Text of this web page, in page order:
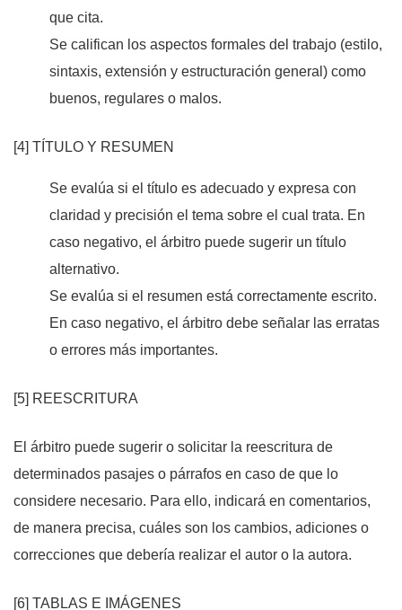
que cita.
Se califican los aspectos formales del trabajo (estilo,
sintaxis, extensión y estructuración general) como
buenos, regulares o malos.
[4] TÍTULO Y RESUMEN
Se evalúa si el título es adecuado y expresa con
claridad y precisión el tema sobre el cual trata. En
caso negativo, el árbitro puede sugerir un título
alternativo.
Se evalúa si el resumen está correctamente escrito.
En caso negativo, el árbitro debe señalar las erratas
o errores más importantes.
[5] REESCRITURA
El árbitro puede sugerir o solicitar la reescritura de
determinados pasajes o párrafos en caso de que lo
considere necesario. Para ello, indicará en comentarios,
de manera precisa, cuáles son los cambios, adiciones o
correcciones que debería realizar el autor o la autora.
[6] TABLAS E IMÁGENES